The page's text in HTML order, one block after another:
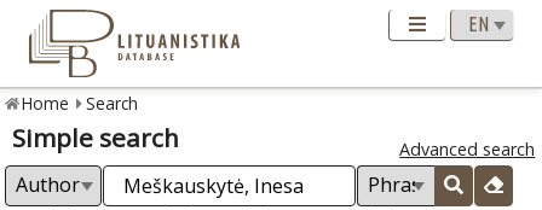
Home Search
Simple search Advanced search